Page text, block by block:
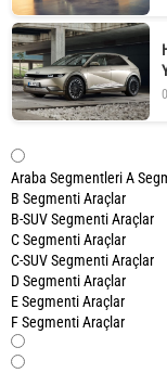
Araba SegmentleriA
B Segmenti Araçlar
B-SUV Segmenti Araçlar
C Segmenti Araçlar
C-SUV Segmenti Araçlar
D Segmenti Araçlar
E Segmenti Araçlar
F Segmenti Araçlar